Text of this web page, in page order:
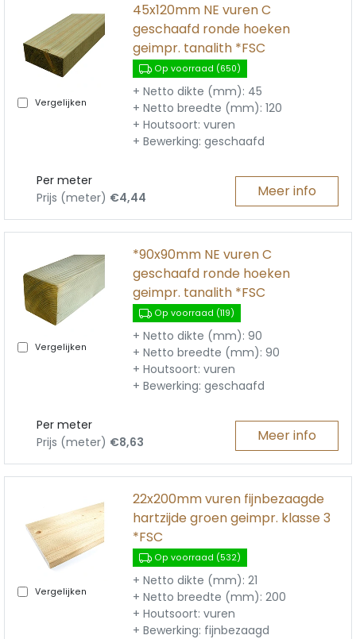
Vergelijken
45x120mm NE vuren C
geschaafd ronde hoeken
geimpr. tanalith *FSC
Op voorraad (650)
+ Netto dikte (mm): 45
+ Netto breedte (mm): 120
+ Houtsoort: vuren
+ Bewerking: geschaafd
Per meter
Prijs (meter) €4,44 Meer info
Vergelijken
*90x90mm NE vuren C
geschaafd ronde hoeken
geimpr. tanalith *FSC
Op voorraad (119)
+ Netto dikte (mm): 90
+ Netto breedte (mm): 90
+ Houtsoort: vuren
+ Bewerking: geschaafd
Per meter
Prijs (meter) €8,63 Meer info
Vergelijken
22x200mm vuren fijnbezaagde
hartzijde groen geimpr. klasse 3
*FSC
Op voorraad (532)
+ Netto dikte (mm): 21
+ Netto breedte (mm): 200
+ Houtsoort: vuren
+ Bewerking: fijnbezaagd